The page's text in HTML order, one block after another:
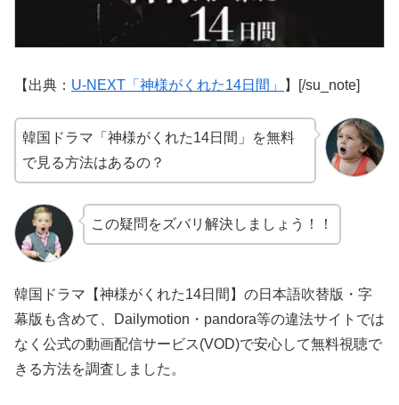
【出典： U-NEXT「神様がくれた14日間」 】[/su_note]
韓国ドラマ「神様がくれた14日間」を無料
で見る方法はあるの？
この疑問をズバリ解決しましょう！！
韓国ドラマ【神様がくれた14日間】の日本語吹替版・字
幕版も含めて、Dailymotion・pandora等の違法サイトでは
なく公式の動画配信サービス(VOD)で安心して無料視聴で
きる方法を調査しました。